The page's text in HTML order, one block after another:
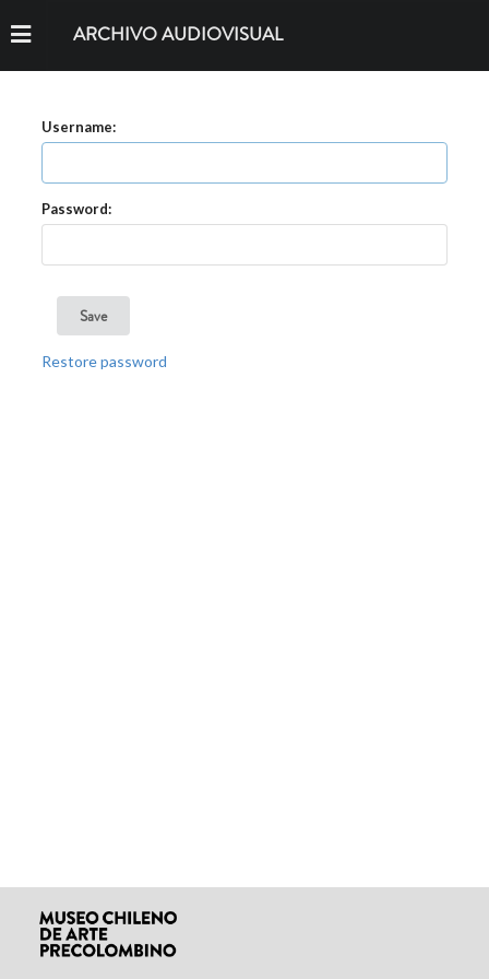
ARCHIVO AUDIOVISUAL
Username:
Password:
Restore password